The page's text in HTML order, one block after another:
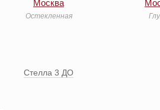
Остекленная
Стелла 3 ДО